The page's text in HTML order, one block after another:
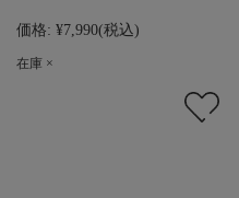
価格: ¥7,990(税込)
在庫 ×